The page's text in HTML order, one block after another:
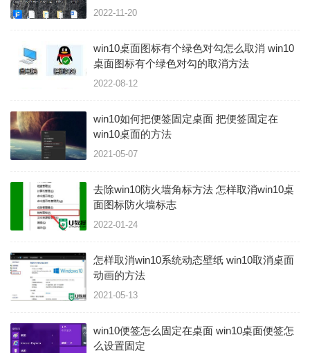
2022-11-20
win10桌面图标有个绿色对勾怎么取消 win10
桌面图标有个绿色对勾的取消方法
2022-08-12
win10如何把便签固定桌面 把便签固定在
win10桌面的方法
2021-05-07
去除win10防火墙角标方法 怎样取消win10桌
面图标防火墙标志
2022-01-24
怎样取消win10系统动态壁纸 win10取消桌面
动画的方法
2021-05-13
win10便签怎么固定在桌面 win10桌面便签怎
么设置固定